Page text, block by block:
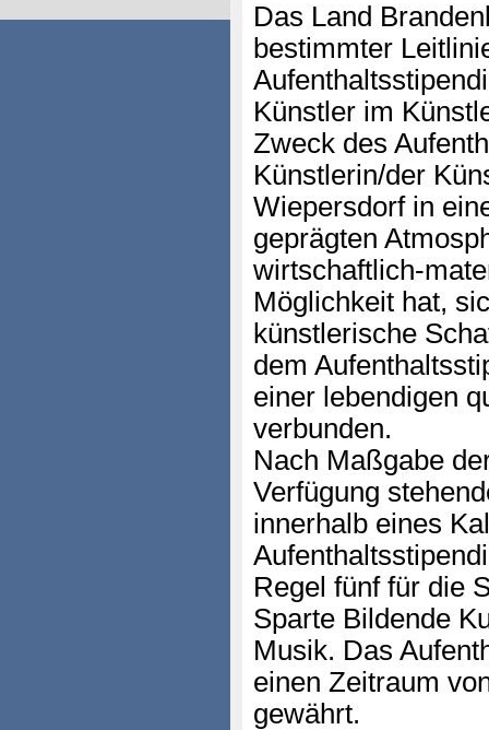
Das Land
bestimmter
Künstler im
Zweck des
Künstlerin/der
Wiepersdorf in
geprägten
wirtschaftlich-
Möglichkeit hat,
künstlerische
dem
einer lebendigen
verbunden.
Nach Maßgabe
Verfügung
innerhalb eines
Regel fünf für die
Sparte Bildende
Musik. Das
einen Zeitraum
gewährt.